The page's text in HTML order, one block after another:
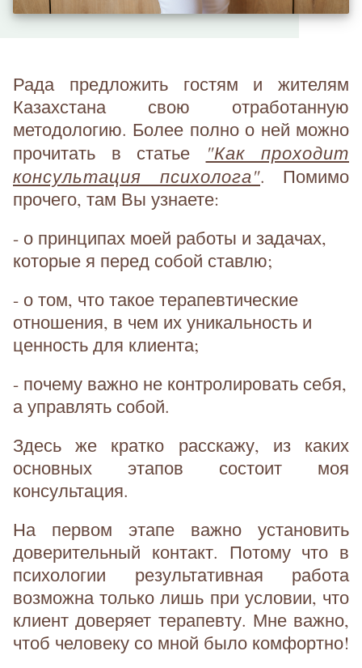
Рада предложить гостям и жителям
Казахстана свою отработанную
методологию. Более полно о ней можно
прочитать в статье
"Как проходит
консультация психолога". Помимо
прочего, там Вы узнаете:
- о принципах моей работы и задачах,
которые я перед собой ставлю;
- о том, что такое терапевтические
отношения, в чем их уникальность и
ценность для клиента;
- почему важно не контролировать себя,
а управлять собой.
Здесь же кратко расскажу, из каких
основных этапов состоит моя
консультация.
На первом этапе важно установить
доверительный контакт. Потому что в
психологии результативная работа
возможна только лишь при условии, что
клиент доверяет терапевту. Мне важно,
чтоб человеку со мной было комфортно!